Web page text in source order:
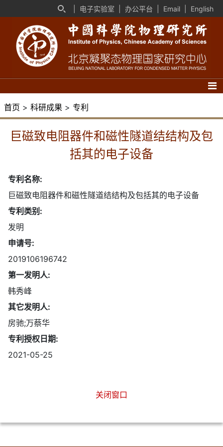
电子实验室 办公平台 Email English
首页 > 科研成果 > 专利
巨磁致电阻器件和磁性隧道结结构及包
括其的电子设备
专利名称:
巨磁致电阻器件和磁性隧道结结构及包括其的电子设备
专利类别:
发明
申请号:
2019106196742
第一发明人:
韩秀峰
其它发明人:
房驰;万蔡华
专利授权日期:
2021-05-25
关闭窗口